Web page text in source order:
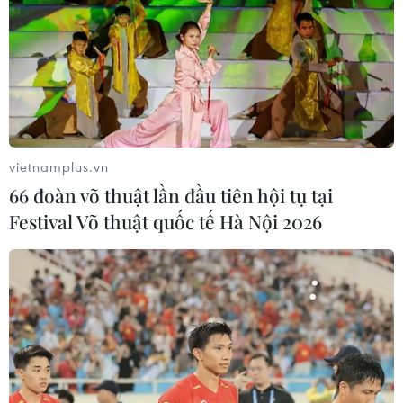
Hành khách nên mua vé trên trang web của các hãng
hàng không hoặc các phòng vé, đại lý chính thức tránh
bị mua phải vé giả, vé bị nâng giá.
Hà Nội tăng cường 3.220 xe khách dịp
vietnamplus.vn
66 đoàn võ thuật lần đầu tiên hội tụ tại
Festival Võ thuật quốc tế Hà Nội 2026